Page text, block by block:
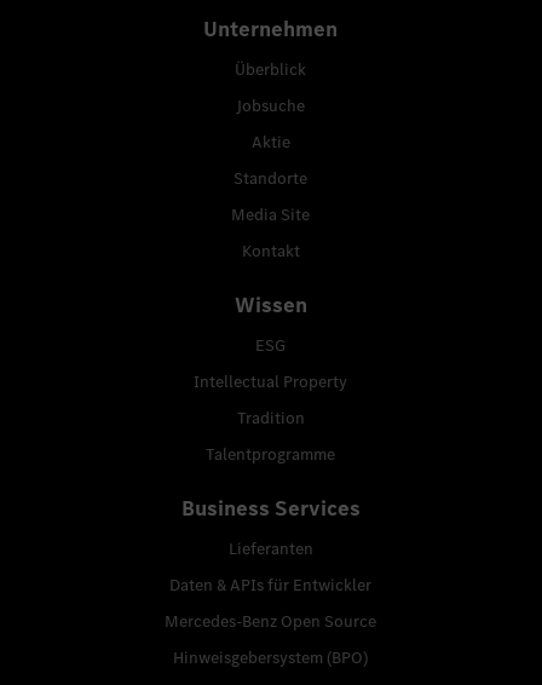
Unternehmen
Überblick
Jobsuche
Aktie
Standorte
Media Site
Kontakt
Wissen
ESG
Intellectual Property
Tradition
Talentprogramme
Business Services
Lieferanten
Daten & APIs für Entwickler
Mercedes-Benz Open Source
Hinweisgebersystem (BPO)